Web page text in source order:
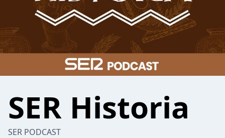
SER Historia
SER PODCAST